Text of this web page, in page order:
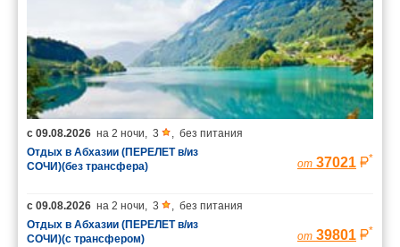
с 09.08.2026 на 2 ночи, 3 , без питания
Отдых в Абхазии (ПЕРЕЛЕТ в/из
СОЧИ)(без трансфера)
от 37021 *
с 09.08.2026 на 2 ночи, 3 , без питания
Отдых в Абхазии (ПЕРЕЛЕТ в/из
СОЧИ)(с трансфером)
от 39801 *